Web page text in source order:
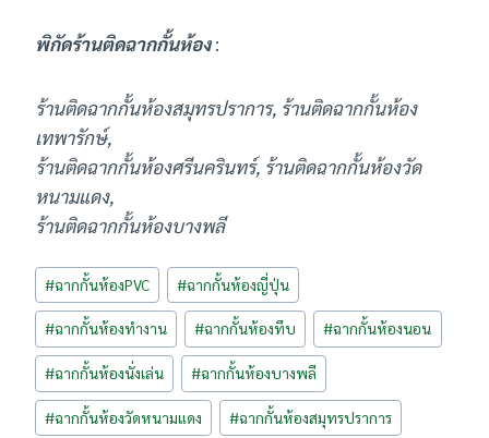
พิกัดร้านติดฉากกั้นห้อง:
ร้านติดฉากกั้นห้องสมุทรปราการ, ร้านติดฉากกั้นห้อง
เทพารักษ์,
ร้านติดฉากกั้นห้องศรีนครินทร์, ร้านติดฉากกั้นห้องวัด
หนามแดง,
ร้านติดฉากกั้นห้องบางพลี
Post
Tags:
#ฉากกั้นห้องPVC #ฉากกั้นห้องญี่ปุ่น
#ฉากกั้นห้องทำงาน #ฉากกั้นห้องทึบ #ฉากกั้นห้องนอน
#ฉากกั้นห้องนั่งเล่น #ฉากกั้นห้องบางพลี
#ฉากกั้นห้องวัดหนามแดง #ฉากกั้นห้องสมุทรปราการ